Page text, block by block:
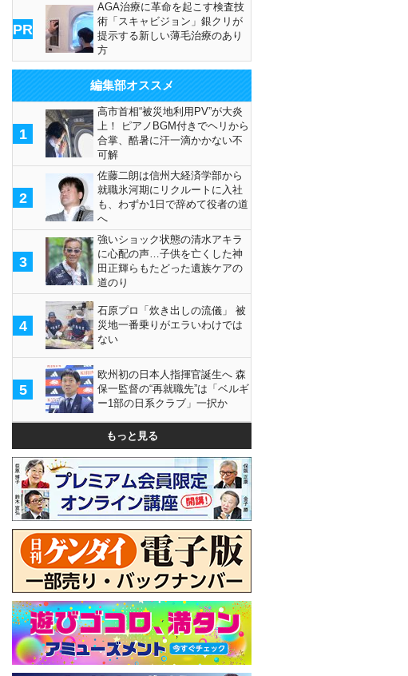
PR
AGA治療に革命を起こす検査技
術「スキャビジョン」銀クリが
提示する新しい薄毛治療のあり
方
編集部オススメ
1
高市首相“被災地利用PV”が大炎
上！ ピアノBGM付きでヘリから
合掌、酷暑に汗一滴かかない不
可解
2
佐藤二朗は信州大経済学部から
就職氷河期にリクルートに入社
も、わずか1日で辞めて役者の道
へ
3
強いショック状態の清水アキラ
に心配の声…子供を亡くした神
田正輝らもたどった遺族ケアの
道のり
4
石原プロ「炊き出しの流儀」 被
災地一番乗りがエラいわけでは
ない
5
欧州初の日本人指揮官誕生へ 森
保一監督の“再就職先”は「ベルギ
ー1部の日系クラブ」一択か
もっと見る